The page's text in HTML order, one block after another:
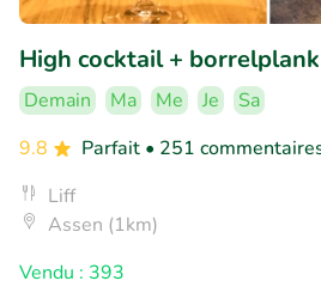
High cocktail +
Demain Ma Me Je
Sa
9.8
Parfait • 251
Liff
Assen (1km)
Vendu : 393